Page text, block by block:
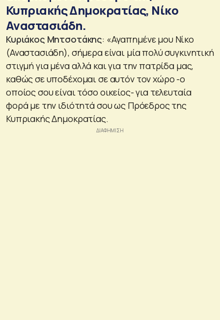
Κυπριακής Δημοκρατίας, Νίκο
Αναστασιάδη.
Κυριάκος Μητσοτάκης: «Αγαπημένε μου Νίκο
(Αναστασιάδη), σήμερα είναι μία πολύ συγκινητική
στιγμή για μένα αλλά και για την πατρίδα μας,
καθώς σε υποδέχομαι σε αυτόν τον χώρο -ο
οποίος σου είναι τόσο οικείος- για τελευταία
φορά με την ιδιότητά σου ως Πρόεδρος της
Κυπριακής Δημοκρατίας.